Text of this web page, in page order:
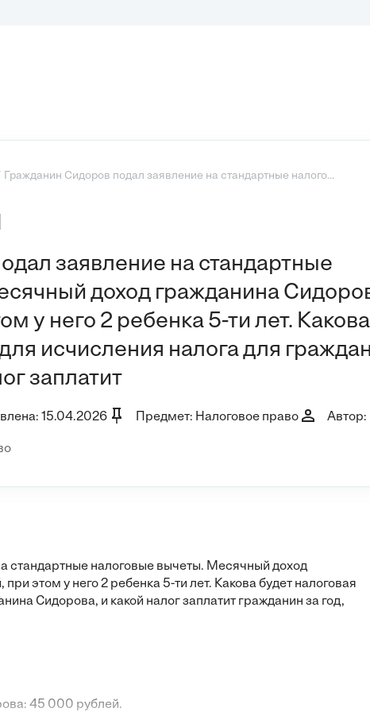
Гражданин Сидоров подал заявление на стандартные налого...
заявление на стандартные
доход гражданина
у него 2 ребенка 5-ти лет. Какова
исчисления налога для
заплатит
15.04.2026 Предмет: Налоговое право
стандартные налоговые вычеты. Месячный доход
этом у него 2 ребенка 5-ти лет. Какова будет налоговая
Сидорова, и какой налог заплатит гражданин за год,
45 000 рублей.